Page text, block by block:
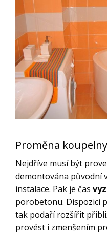
Proměna koupelny
Nejdříve musí být
demontována původní
instalace. Pak je čas
porobetonu. Dispozici
tak podaří rozšířit
provést i zmenšením